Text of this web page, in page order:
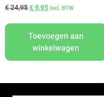
€24,95€9,95 Incl. BTW
Toevoegen aan
winkelwagen